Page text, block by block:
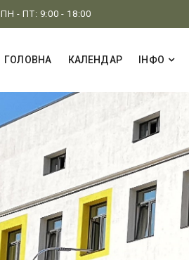
ПН - ПТ: 9:00 - 18:00
ГОЛОВНА КАЛЕНДАР ІНФО